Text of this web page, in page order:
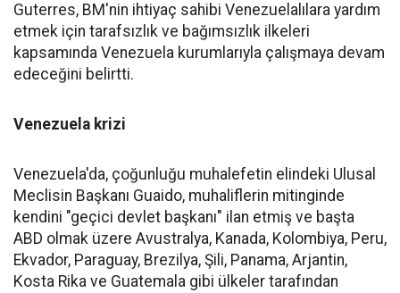
Guterres, BM'nin ihtiyaç sahibi Venezuelalılara yardım
etmek için tarafsızlık ve bağımsızlık ilkeleri
kapsamında Venezuela kurumlarıyla çalışmaya devam
edeceğini belirtti.
Venezuela krizi
Venezuela'da, çoğunluğu muhalefetin elindeki Ulusal
Meclisin Başkanı Guaido, muhaliflerin mitinginde
kendini "geçici devlet başkanı" ilan etmiş ve başta
ABD olmak üzere Avustralya, Kanada, Kolombiya, Peru,
Ekvador, Paraguay, Brezilya, Şili, Panama, Arjantin,
Kosta Rika ve Guatemala gibi ülkeler tarafından